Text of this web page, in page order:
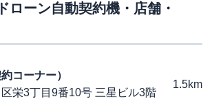
ローン自動契約機・店舗・
コーナー）
栄3丁目9番10号 三星ビル3階
1.5km